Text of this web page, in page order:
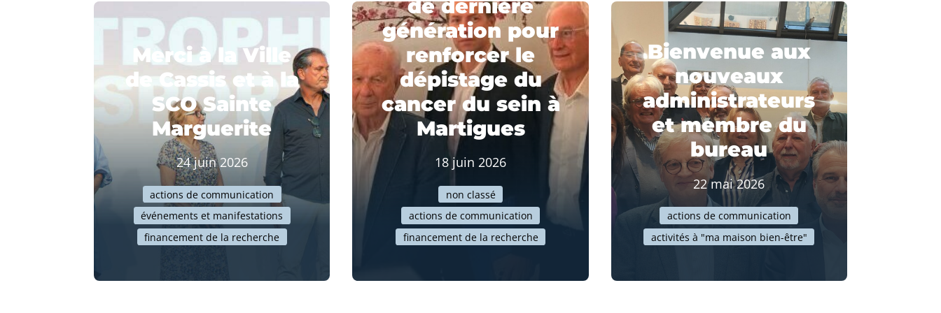
Merci à la Ville
de Cassis et à la
SCO Sainte
Marguerite
24 juin 2026
actions de communication
événements et manifestations
financement de la recherche
de dernière
génération pour
renforcer le
dépistage du
cancer du sein à
Martigues
18 juin 2026
non classé
actions de communication
financement de la recherche
Bienvenue aux
nouveaux
administrateurs
et membre du
bureau
22 mai 2026
actions de communication
activités à "ma maison bien-être"